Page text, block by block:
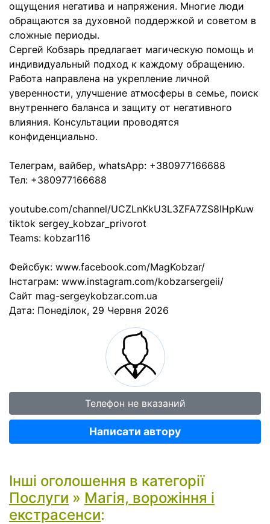
ощущения негатива и напряжения. Многие люди
обращаются за духовной поддержкой и советом в
сложные периоды.
Сергей Кобзарь предлагает магическую помощь и
индивидуальный подход к каждому обращению.
Работа направлена на укрепление личной
уверенности, улучшение атмосферы в семье, поиск
внутреннего баланса и защиту от негативного
влияния. Консультации проводятся
конфиденциально.
Телеграм, вайбер, whatsApp: +380977166688
Тел: +380977166688
youtube.com/channel/UCZLnKkU3L3ZFA7ZS8lHpKuw
tiktok sergey_kobzar_privorot
Teams: kobzar116
Фейсбук: www.facebook.com/MagKobzar/
Інстаграм: www.instagram.com/kobzarsergeii/
Сайт mag-sergeykobzar.com.ua
Дата: Понеділок, 29 Червня 2026
Телефон не вказаний
Написати автору
Інші оголошення в категорії
Послуги » Магія, ворожіння і
екстрасенси: